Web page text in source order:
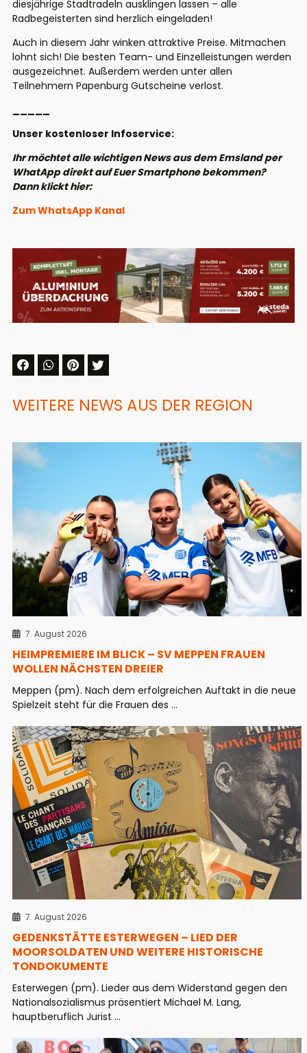
diesjährige Stadtradeln ausklingen lassen – alle
Radbegeisterten sind herzlich eingeladen!
Auch in diesem Jahr winken attraktive Preise. Mitmachen
lohnt sich! Die besten Team- und Einzelleistungen werden
ausgezeichnet. Außerdem werden unter allen
Teilnehmern Papenburg Gutscheine verlost.
Unser kostenloser Infoservice:
Ihr möchtet alle wichtigen News aus dem Emsland per
WhatApp direkt auf Euer Smartphone bekommen?
Dann klickt hier:
Zum WhatsApp Kanal
WEITERE NEWS AUS DER REGION
7. August 2026
HEIMPREMIERE IM BLICK – SV MEPPEN FRAUEN
WOLLEN NÄCHSTEN DREIER
Meppen (pm). Nach dem erfolgreichen Auftakt in die neue
Spielzeit steht für die Frauen des ...
7. August 2026
GEDENKSTÄTTE ESTERWEGEN – LIED DER
MOORSOLDATEN UND WEITERE HISTORISCHE
TONDOKUMENTE
Esterwegen (pm). Lieder aus dem Widerstand gegen den
Nationalsozialismus präsentiert Michael M. Lang,
hauptberuflich Jurist ...